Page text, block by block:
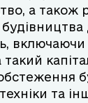
а також
включаючи
такий
та